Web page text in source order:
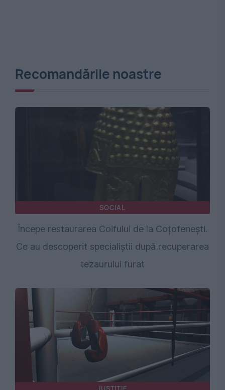
Recomandările noastre
SOCIAL
Începe restaurarea Coifului de la Coțofenești.
Ce au descoperit specialiștii după recuperarea
tezaurului furat